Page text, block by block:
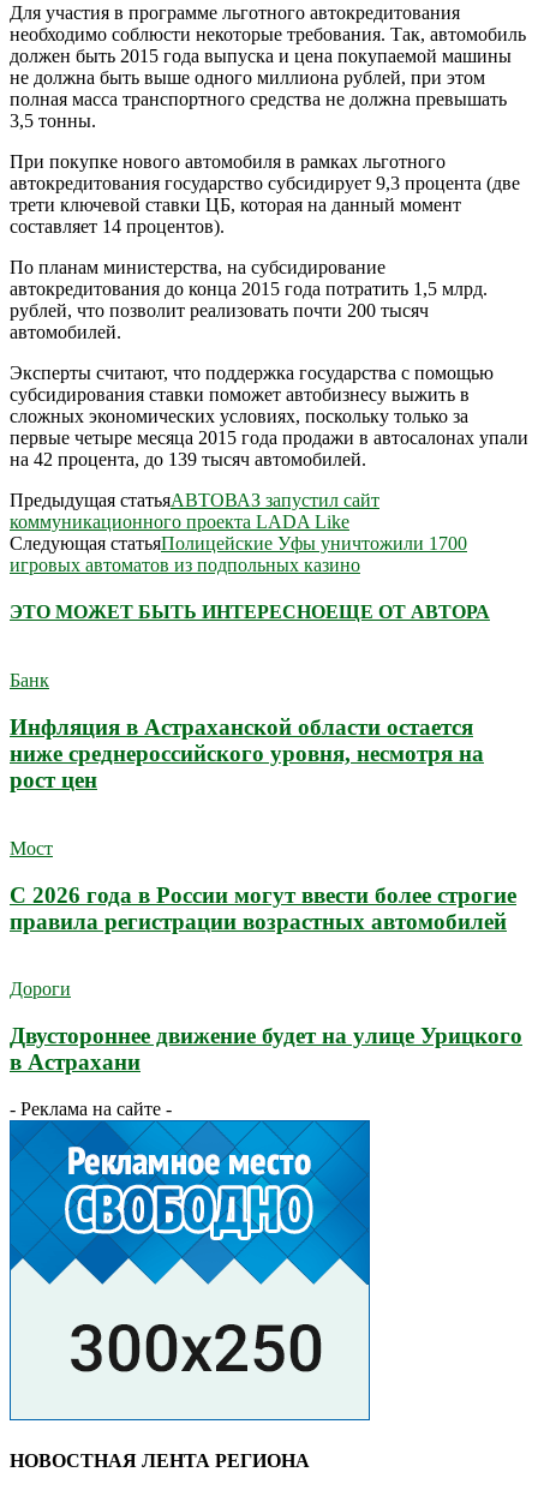
Для участия в программе льготного автокредитования
необходимо соблюсти некоторые требования. Так, автомобиль
должен быть 2015 года выпуска и цена покупаемой машины
не должна быть выше одного миллиона рублей, при этом
полная масса транспортного средства не должна превышать
3,5 тонны.
При покупке нового автомобиля в рамках льготного
автокредитования государство субсидирует 9,3 процента (две
трети ключевой ставки ЦБ, которая на данный момент
составляет 14 процентов).
По планам министерства, на субсидирование
автокредитования до конца 2015 года потратить 1,5 млрд.
рублей, что позволит реализовать почти 200 тысяч
автомобилей.
Эксперты считают, что поддержка государства с помощью
субсидирования ставки поможет автобизнесу выжить в
сложных экономических условиях, поскольку только за
первые четыре месяца 2015 года продажи в автосалонах упали
на 42 процента, до 139 тысяч автомобилей.
Предыдущая статьяАВТОВАЗ запустил сайт
коммуникационного проекта LADA Like
Следующая статьяПолицейские Уфы уничтожили 1700
игровых автоматов из подпольных казино
ЭТО МОЖЕТ БЫТЬ ИНТЕРЕСНОЕЩЕ ОТ АВТОРА
Банк
Инфляция в Астраханской области остается
ниже среднероссийского уровня, несмотря на
рост цен
Мост
С 2026 года в России могут ввести более строгие
правила регистрации возрастных автомобилей
Дороги
Двустороннее движение будет на улице Урицкого
в Астрахани
- Реклама на сайте -
НОВОСТНАЯ ЛЕНТА РЕГИОНА